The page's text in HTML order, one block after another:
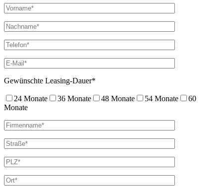
Gewünschte Leasing-Dauer*
24 Monate 36 Monate 48 Monate 54 Monate
60
Monate